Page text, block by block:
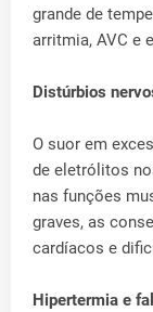
grande de
arritmia, AVC e
Distúrbios
O suor em
de eletrólitos
nas funções
graves, as
cardíacos e
Hipertermia e